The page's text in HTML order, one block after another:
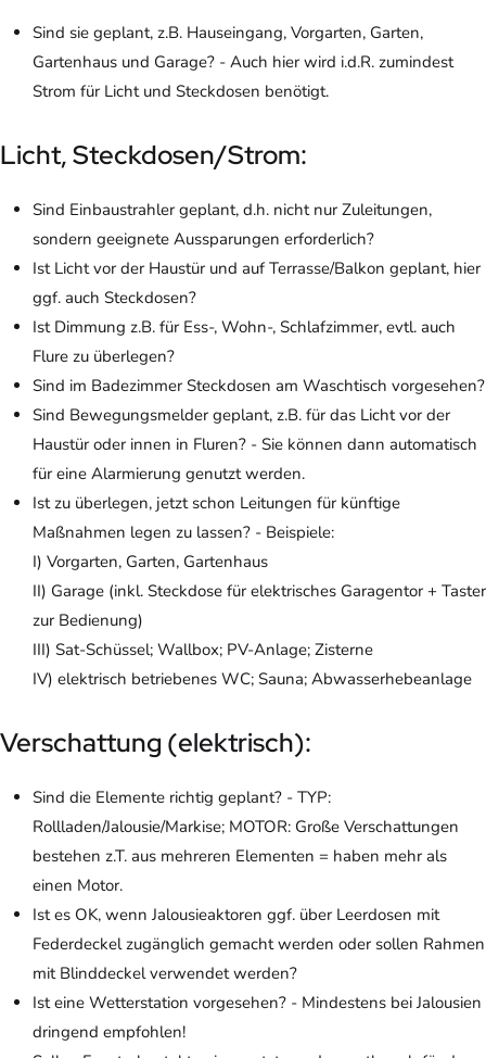
Sind sie geplant, z.B. Hauseingang, Vorgarten, Garten,
Gartenhaus und Garage? - Auch hier wird i.d.R. zumindest
Strom für Licht und Steckdosen benötigt.
Licht, Steckdosen/Strom:
Sind Einbaustrahler geplant, d.h. nicht nur Zuleitungen,
sondern geeignete Aussparungen erforderlich?
Ist Licht vor der Haustür und auf Terrasse/Balkon geplant, hier
ggf. auch Steckdosen?
Ist Dimmung z.B. für Ess-, Wohn-, Schlafzimmer, evtl. auch
Flure zu überlegen?
Sind im Badezimmer Steckdosen am Waschtisch vorgesehen?
Sind Bewegungsmelder geplant, z.B. für das Licht vor der
Haustür oder innen in Fluren? - Sie können dann automatisch
für eine Alarmierung genutzt werden.
Ist zu überlegen, jetzt schon Leitungen für künftige
Maßnahmen legen zu lassen? - Beispiele:
I) Vorgarten, Garten, Gartenhaus
II) Garage (inkl. Steckdose für elektrisches Garagentor + Taster
zur Bedienung)
III) Sat-Schüssel; Wallbox; PV-Anlage; Zisterne
IV) elektrisch betriebenes WC; Sauna; Abwasserhebeanlage
Verschattung (elektrisch):
Sind die Elemente richtig geplant? - TYP:
Rollladen/Jalousie/Markise; MOTOR: Große Verschattungen
bestehen z.T. aus mehreren Elementen = haben mehr als
einen Motor.
Ist es OK, wenn Jalousieaktoren ggf. über Leerdosen mit
Federdeckel zugänglich gemacht werden oder sollen Rahmen
mit Blinddeckel verwendet werden?
Ist eine Wetterstation vorgesehen? - Mindestens bei Jalousien
dringend empfohlen!